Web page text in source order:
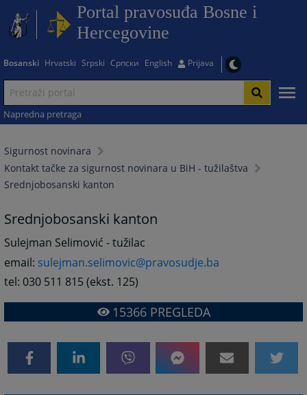
Portal pravosuđa Bosne i
Hercegovine
Bosanski Hrvatski Srpski Српски English Prijava
Napredna pretraga
Sigurnost novinara
Kontakt tačke za sigurnost novinara u BiH - tužilaštva
Srednjobosanski kanton
Srednjobosanski kanton
Sulejman Selimović - tužilac
email: sulejman.selimovic@pravosudje.ba
tel: 030 511 815 (ekst. 125)
15366PREGLEDA